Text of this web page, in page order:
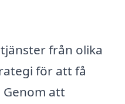
från olika
för att få
att